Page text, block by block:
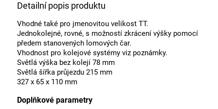
Detailní popis produktu
Vhodné také pro jmenovitou velikost TT.
Jednokolejné, rovné, s možností zkrácení výšky pomocí
předem stanovených lomových čar.
Vhodnost pro kolejové systémy viz poznámky.
Světlá výška bez kolejí 78 mm
Světlá šířka průjezdu 215 mm
327 x 65 x 110 mm
Doplňkové parametry